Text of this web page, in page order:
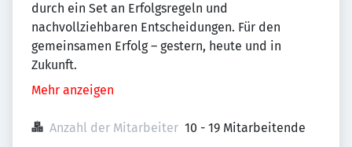
durch ein Set an Erfolgsregeln und
nachvollziehbaren Entscheidungen. Für den
gemeinsamen Erfolg – gestern, heute und in
Zukunft.
Mehr anzeigen
Anzahl der Mitarbeiter 10 - 19 Mitarbeitende